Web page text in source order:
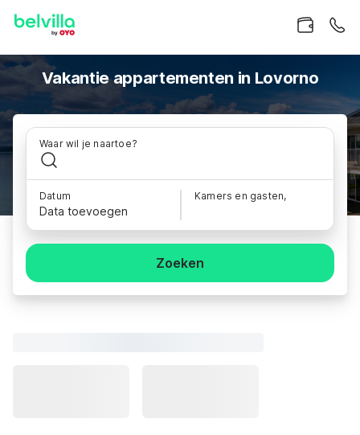
Vakantie appartementen in Lovorno
Waar wil je naartoe?
Datum
Data toevoegen
Kamers en gasten,
Zoeken